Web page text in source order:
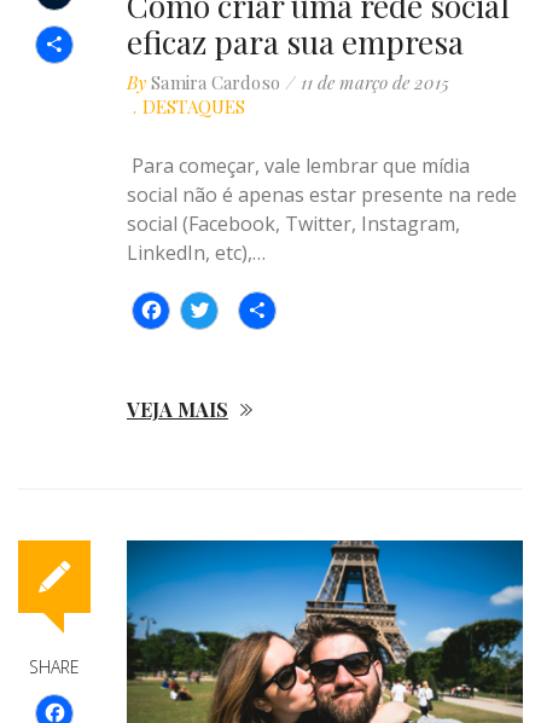
Tumblr
Compartilhar
eficaz para sua empresa
BySamira Cardoso
11 de março de 2015
DESTAQUES
Para começar, vale lembrar que mídia
social não é apenas estar presente na rede
social (Facebook, Twitter, Instagram,
LinkedIn, etc),…
VEJA MAIS
SHARE